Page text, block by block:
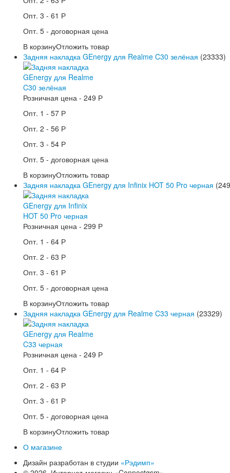
Опт. 3 - 61 Р
Опт. 5 - договорная цена
В корзинуОтложить товар
Задняя накладка GEnergy для Realme C30 зелёная (23333)
Розничная цена - 249 Р
Опт. 1 - 57 Р
Опт. 2 - 56 Р
Опт. 3 - 54 Р
Опт. 5 - договорная цена
В корзинуОтложить товар
Задняя накладка GEnergy для Infinix HOT 50 Pro черная
Розничная цена - 299 Р
Опт. 1 - 64 Р
Опт. 2 - 63 Р
Опт. 3 - 61 Р
Опт. 5 - договорная цена
В корзинуОтложить товар
Задняя накладка GEnergy для Realme C33 черная (23329)
Розничная цена - 249 Р
Опт. 1 - 64 Р
Опт. 2 - 63 Р
Опт. 3 - 61 Р
Опт. 5 - договорная цена
В корзинуОтложить товар
О магазине
Дизайн разработан в студии «Рэдимп»